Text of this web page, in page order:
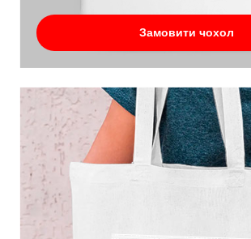
Замовити чохол